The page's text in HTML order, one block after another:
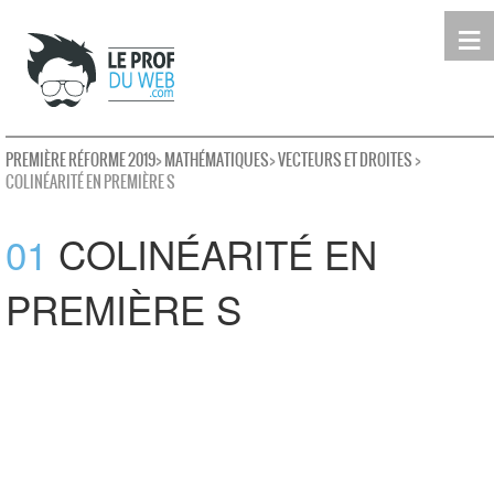
≡
leProfDuWeb
Seconde
Première
Terminale
Rechercher
PREMIÈRE RÉFORME 2019>MATHÉMATIQUES>VECTEURS ET DROITES>
COLINÉARITÉ EN PREMIÈRE S
01 COLINÉARITÉ EN
PREMIÈRE S